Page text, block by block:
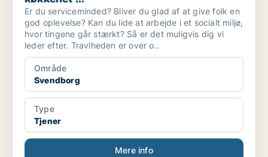
Er du serviceminded? Bliver du glad af at give folk en
god oplevelse? Kan du lide at arbejde i et socialt miljø,
hvor tingene går stærkt? Så er det muligvis dig vi
leder efter. Travlheden er over o..
Område
Svendborg
Type
Tjener
Mere info